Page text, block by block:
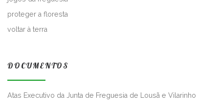
proteger a floresta
voltar à terra
DOCUMENTOS
Atas Executivo da Junta de Freguesia de Lousã e Vilarinho